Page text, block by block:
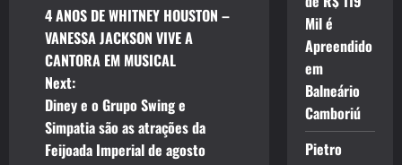
o
s
t
n
4 ANOS DE WHITNEY HOUSTON –
VANESSA JACKSON VIVE A
CANTORA EM MUSICAL
Next:
Diney e o Grupo Swing e
Simpatia são as atrações da
Feijoada Imperial de agosto
Mil é
Apreendido
em
Balneário
Camboriú
Pietro